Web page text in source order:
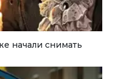
начали снимать